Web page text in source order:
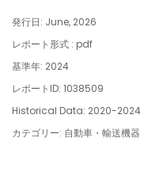
発行日: June, 2026
レポート形式 : pdf
基準年: 2024
レポートID: 1038509
Historical Data: 2020-2024
カテゴリー: 自動車・輸送機器